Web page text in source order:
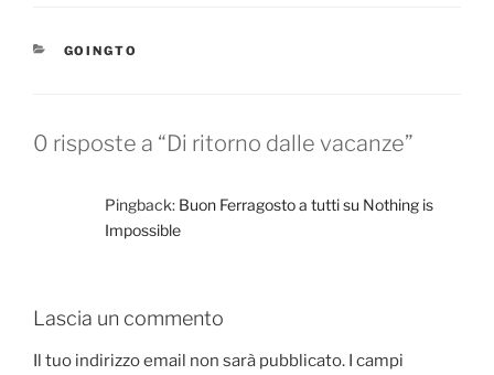
e
o
o
n
CATEGORIE
GOINGTO
0 risposte a “Di ritorno dalle vacanze”
Pingback: Buon Ferragosto a tutti su Nothing is
Impossible
Lascia un commento
Il tuo indirizzo email non sarà pubblicato. I campi